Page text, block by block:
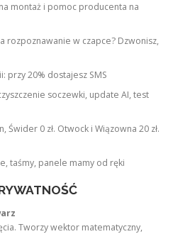
montaż i pomoc producenta na
rozpoznawanie w czapce? Dzwonisz,
przy 20% dostajesz SMS
soczewki, update AI, test
Świder 0 zł. Otwock i Wiązowna 20 zł.
taśmy, panele mamy od ręki
Tworzy wektor matematyczny,